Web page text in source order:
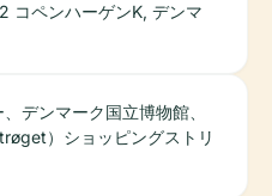
コペンハーゲンK, デンマ
デンマーク国立博物館、
）ショッピングストリ